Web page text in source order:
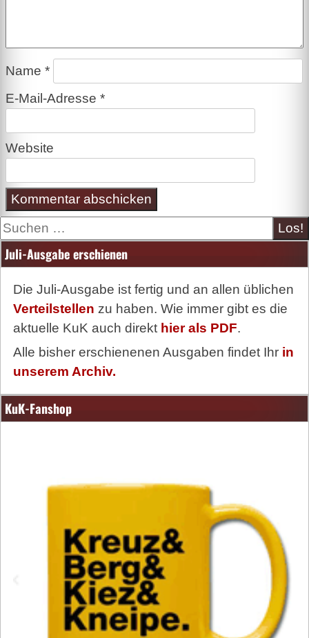
Name *
E-Mail-Adresse *
Website
Suche
Juli-Ausgabe erschienen
Die Juli-Ausgabe ist fertig und an allen üblichen
Verteilstellen zu haben. Wie immer gibt es die
aktuelle KuK auch direkt hier als PDF.
Alle bisher erschienenen Ausgaben findet Ihr in
unserem Archiv.
KuK-Fanshop